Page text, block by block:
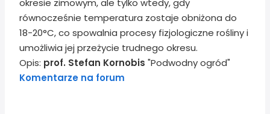
okresie zimowym, ale tylko wtedy, gdy
równocześnie temperatura zostaje obniżona do
18-20°C, co spowalnia procesy fizjologiczne rośliny i
umożliwia jej przeżycie trudnego okresu.
Opis: prof. Stefan Kornobis "Podwodny ogród"
Komentarze na forum